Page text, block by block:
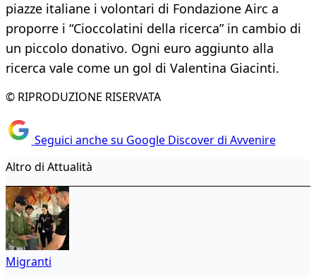
piazze italiane i volontari di Fondazione Airc a
proporre i “Cioccolatini della ricerca” in cambio di
un piccolo donativo. Ogni euro aggiunto alla
ricerca vale come un gol di Valentina Giacinti.
© RIPRODUZIONE RISERVATA
Seguici anche su Google Discover di Avvenire
Altro di Attualità
Migranti